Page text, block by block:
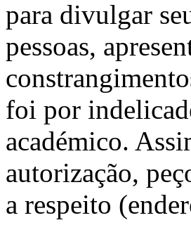
para divulgar
pessoas,
foi por
académico.
autorização,
a respeito